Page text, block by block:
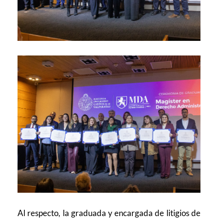
Al respecto, la graduada y encargada de litigios de